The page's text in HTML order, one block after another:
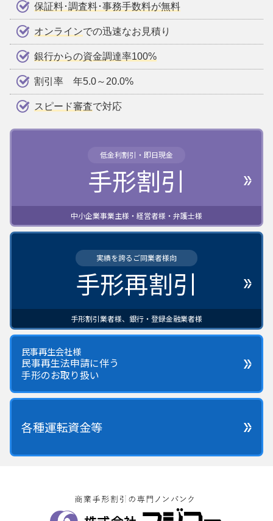
保証料･調査料･事務手数料が無料
オンラインでの迅速なお見積り
銀行からの資金調達率100%
割引率 年5.0～20.0%
スピード審査で対応
低金利割引・即日現金
手形割引
中小企業事業主様・経営者様・弁護士様
実績を誇るご同業者様向
手形再割引
手形割引業者様、銀行・登録金融業者様
民事再生会社様
民事再生法申請に伴う
手形のお取り扱い
各種運転資金等